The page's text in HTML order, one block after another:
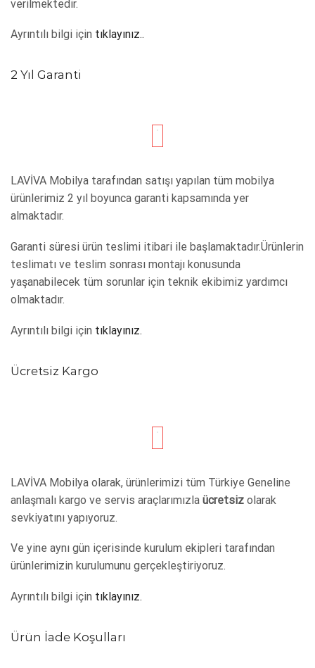
verilmektedir.
Ayrıntılı bilgi için tıklayınız..
2 Yıl Garanti
LAVİVA Mobilya tarafından satışı yapılan tüm mobilya
ürünlerimiz 2 yıl boyunca garanti kapsamında yer
almaktadır.
Garanti süresi ürün teslimi itibari ile başlamaktadır.Ürünlerin
teslimatı ve teslim sonrası montajı konusunda
yaşanabilecek tüm sorunlar için teknik ekibimiz yardımcı
olmaktadır.
Ayrıntılı bilgi için tıklayınız.
Ücretsiz Kargo
LAVİVA Mobilya olarak, ürünlerimizi tüm Türkiye Geneline
anlaşmalı kargo ve servis araçlarımızla ücretsiz olarak
sevkiyatını yapıyoruz.
Ve yine aynı gün içerisinde kurulum ekipleri tarafından
ürünlerimizin kurulumunu gerçekleştiriyoruz.
Ayrıntılı bilgi için tıklayınız.
Ürün İade Koşulları